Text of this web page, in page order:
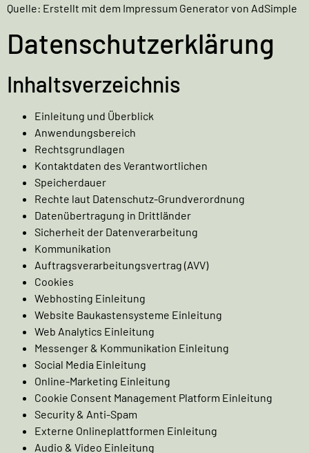
Quelle: Erstellt mit dem Impressum Generatorvon AdSimple
Datenschutzerklärung
Inhaltsverzeichnis
Einleitung und Überblick
Anwendungsbereich
Rechtsgrundlagen
Kontaktdaten des Verantwortlichen
Speicherdauer
Rechte laut Datenschutz-Grundverordnung
Datenübertragung in Drittländer
Sicherheit der Datenverarbeitung
Kommunikation
Auftragsverarbeitungsvertrag (AVV)
Cookies
Webhosting Einleitung
Website Baukastensysteme Einleitung
Web Analytics Einleitung
Messenger & Kommunikation Einleitung
Social Media Einleitung
Online-Marketing Einleitung
Cookie Consent Management Platform Einleitung
Security & Anti-Spam
Externe Onlineplattformen Einleitung
Audio & Video Einleitung